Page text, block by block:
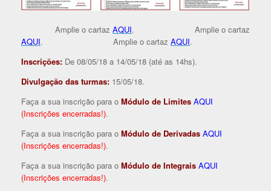
Amplie o cartaz AQUI. Amplie o cartaz
AQUI. Amplie o cartaz AQUI.
Inscrições: De 08/05/18 a 14/05/18 (até as 14hs).
Divulgação das turmas: 15/05/18.
Faça a sua inscrição para o Módulo de Limites AQUI
(Inscrições encerradas!).
Faça a sua inscrição para o Módulo de Derivadas AQUI
(Inscrições encerradas!).
Faça a sua inscrição para o Módulo de Integrais AQUI
(Inscrições encerradas!).